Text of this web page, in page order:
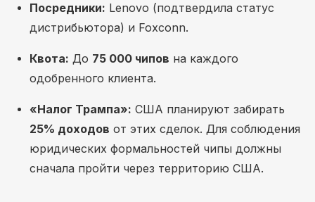
Посредники: Lenovo (подтвердила статус
дистрибьютора) и Foxconn.
Квота: До 75 000 чипов на каждого
одобренного клиента.
«Налог Трампа»: США планируют забирать
25% доходов от этих сделок. Для соблюдения
юридических формальностей чипы должны
сначала пройти через территорию США.